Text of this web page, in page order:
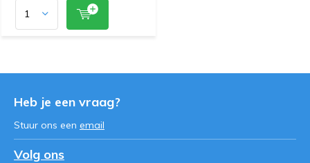
Heb je een vraag?
Stuur ons een email
Volg ons